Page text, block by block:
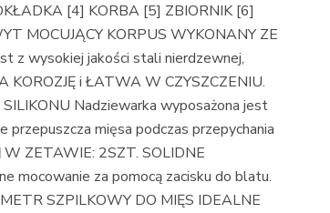
[4] KORBA [5] ZBIORNIK [6]
MOCUJĄCY KORPUS WYKONANY ZE
z wysokiej jakości stali nierdzewnej,
KOROZJĘ i ŁATWA W CZYSZCZENIU.
Nadziewarka wyposażona jest
mięsa podczas przepychania
W ZETAWIE: 2SZT. SOLIDNE
mocowanie za pomocą zacisku do blatu.
SZPILKOWY DO MIĘS IDEALNE